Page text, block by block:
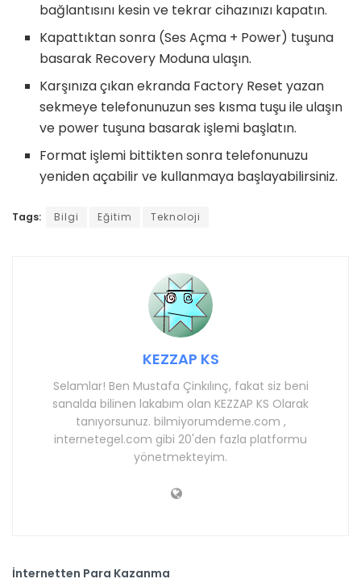
bağlantısını kesin ve tekrar cihazınızı kapatın.
Kapattıktan sonra (Ses Açma + Power) tuşuna
basarak Recovery Moduna ulaşın.
Karşınıza çıkan ekranda Factory Reset yazan
sekmeye telefonunuzun ses kısma tuşu ile ulaşın
ve power tuşuna basarak işlemi başlatın.
Format işlemi bittikten sonra telefonunuzu
yeniden açabilir ve kullanmaya başlayabilirsiniz.
Tags: Bilgi Eğitim Teknoloji
KEZZAP KS
Selamlar! Ben Mustafa Çinkılınç, fakat siz beni
sanalda bilinen lakabım olan KEZZAP KS Olarak
tanıyorsunuz. bilmiyorumdeme.com ,
internetegel.com gibi 20'den fazla platformu
yönetmekteyim.
İnternetten Para Kazanma